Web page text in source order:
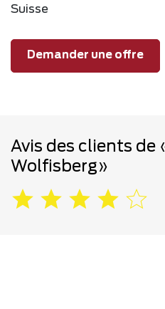
Suisse
Demander une offre
Avis des clients de
Wolfisberg»